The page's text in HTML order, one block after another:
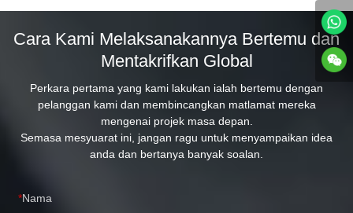
Cara Kami Melaksanakannya Bertemu dan
Mentakrifkan Global
Perkara pertama yang kami lakukan ialah bertemu dengan
pelanggan kami dan membincangkan matlamat mereka
mengenai projek masa depan.
Semasa mesyuarat ini, jangan ragu untuk menyampaikan idea
anda dan bertanya banyak soalan.
Nama